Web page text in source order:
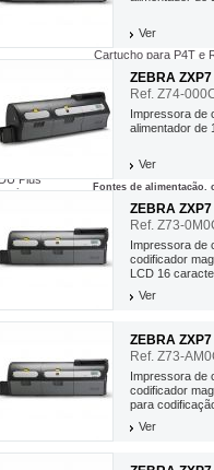
5095
Plus 5100
Lock
Fitas cera vermelha
Fitas em cartucho
Cartucho para ZD420
Cartucho para P4T e
Enterprise
Kits
Plus
impressoras
(Platen)
Serviços ZebraCare
ZebraCare PAX e
ZebraCare Xi4, 105,
ZebraCare ZM e RZ
ZebraCare Secretária
Fontes de alimentação,
Carregadores
Baterias
ZXP Series 7 com Laminador
ZXP Series 8 com Laminador
ZXP Series 9 com Laminador
limpeza par...
003
limpeza do carregador da
32,48 €
ADICIONAR AO
Ver
ZEBRA
Ref. Z74-
Impressora de
alimentador de
Ver
ZEBRA
Ref. Z73-
Impressora de
codificador
LCD 16
Ver
ZEBRA
Ref. Z73-
Impressora de
codificador
para
Ver